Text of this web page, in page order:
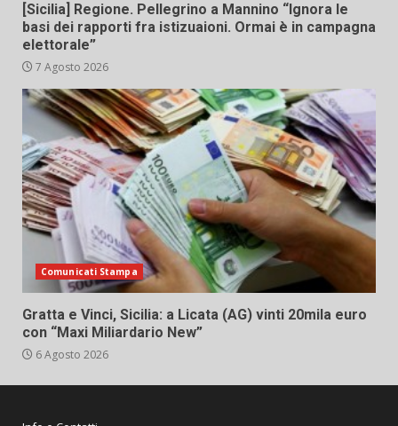
[Sicilia] Regione. Pellegrino a Mannino “Ignora le
basi dei rapporti fra istizuaioni. Ormai è in campagna
elettorale”
7 Agosto 2026
Comunicati Stampa
Gratta e Vinci, Sicilia: a Licata (AG) vinti 20mila euro
con “Maxi Miliardario New”
6 Agosto 2026